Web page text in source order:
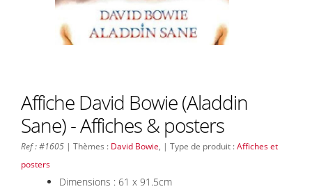
Affiche David Bowie (Aladdin
Sane) - Affiches & posters
Ref : #1605 | Thèmes : David Bowie , | Type de produit :Affiches et
posters
Dimensions : 61 x 91.5cm